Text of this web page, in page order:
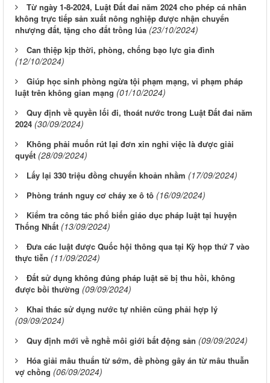
Từ ngày 1-8-2024, Luật Đất đai năm 2024 cho phép cá nhân
không trực tiếp sản xuất nông nghiệp được nhận chuyển
nhượng đất, tặng cho đất trồng lúa (23/10/2024)
Can thiệp kịp thời, phòng, chống bạo lực gia đình
(12/10/2024)
Giúp học sinh phòng ngừa tội phạm mạng, vi phạm pháp
luật trên không gian mạng (01/10/2024)
Quy định về quyền lối đi, thoát nước trong Luật Đất đai năm
2024 (30/09/2024)
Không phải muốn rút lại đơn xin nghỉ việc là được giải
quyết (28/09/2024)
Lấy lại 330 triệu đồng chuyển khoản nhầm (17/09/2024)
Phòng tránh nguy cơ cháy xe ô tô (16/09/2024)
Kiểm tra công tác phổ biến giáo dục pháp luật tại huyện
Thống Nhất (13/09/2024)
Đưa các luật được Quốc hội thông qua tại Kỳ họp thứ 7 vào
thực tiễn (11/09/2024)
Đất sử dụng không đúng pháp luật sẽ bị thu hồi, không
được bồi thường (09/09/2024)
Khai thác sử dụng nước tự nhiên cũng phải hợp lý
(09/09/2024)
Quy định mới về nghề môi giới bất động sản (09/09/2024)
Hóa giải mâu thuẩn từ sớm, đề phòng gây án từ mâu thuẫn
vợ chồng (06/09/2024)